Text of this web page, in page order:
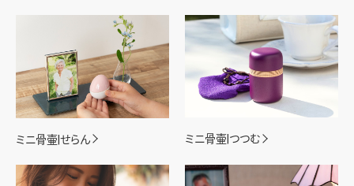
ミニ骨壷|せらん ミニ骨壷|つつむ